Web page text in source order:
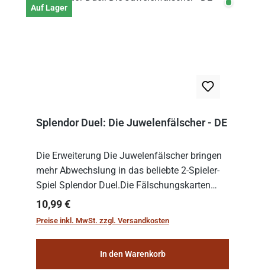
Auf Lager Auf
Splendor Duel: Die Juwelenfälscher - DE
Die Erweiterung Die Juwelenfälscher bringen
mehr Abwechslung in das beliebte 2-Spieler-
Spiel Splendor Duel.Die Fälschungskarten
eröffnen euch neue Strategien, mit denen ihr
listig die Regeln des Spiels zu eurem Vortei...
Regulärer Preis:
10,99 €
Preise inkl. MwSt. zzgl. Versandkosten
In den Warenkorb